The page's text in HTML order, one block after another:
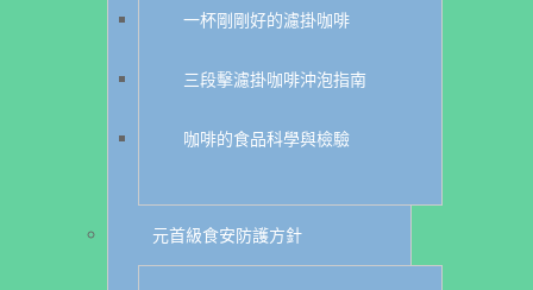
一杯剛剛好的濾掛咖啡
三段擊濾掛咖啡沖泡指南
咖啡的食品科學與檢驗
元首級食安防護方針